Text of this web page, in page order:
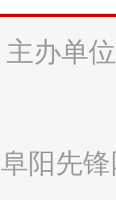
主办单
阜阳先